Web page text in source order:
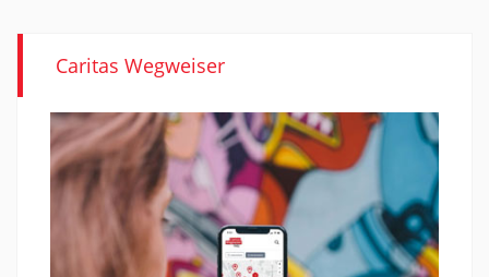
Caritas Wegweiser